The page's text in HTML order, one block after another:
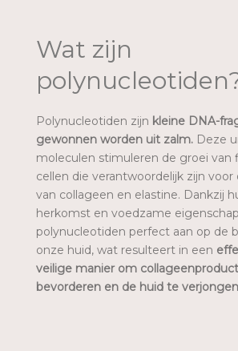
Wat zijn
Polynucleotiden zijn kleine DNA-
gewonnen worden uit zalm.Deze
moleculen stimuleren de groei van
cellen die verantwoordelijk zijn
van collageen en elastine. Dankzij
herkomst en voedzame
polynucleotiden perfect aan op de
onze huid, wat resulteert in een
veilige manier om
bevorderen en de huid te